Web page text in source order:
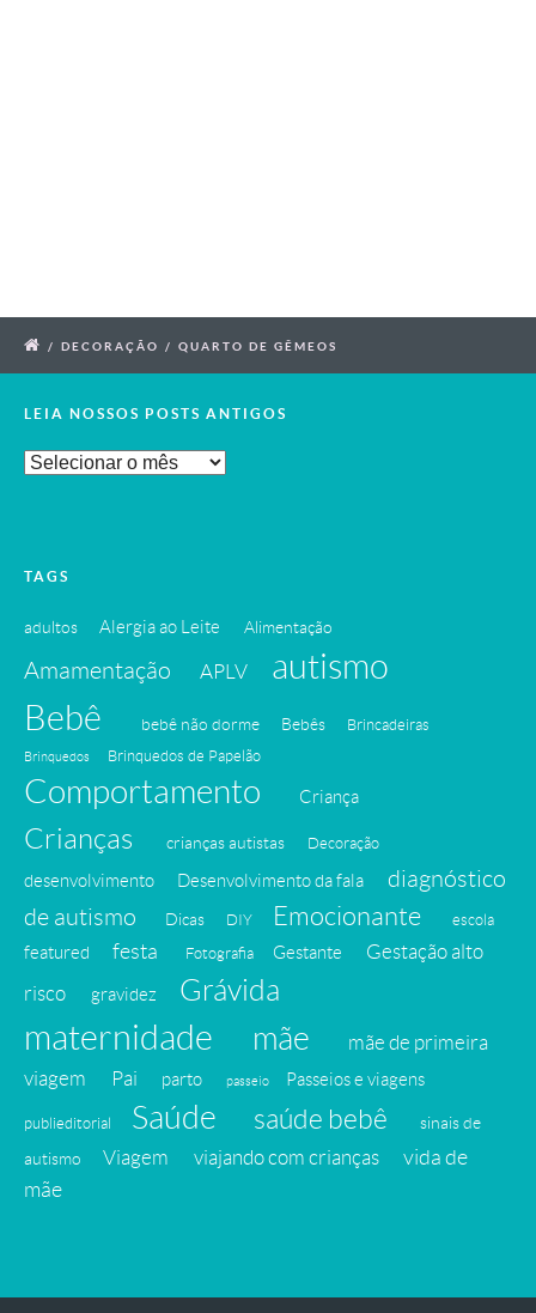
/ DECORAÇÃO / QUARTO DE GÊMEOS
LEIA NOSSOS POSTS ANTIGOS
Leia
TAGS
adultos Alergia ao Leite Alimentação
Amamentação APLV
autismo
Bebê
bebê não dorme Bebês Brincadeiras
Brinquedos Brinquedos de Papelão
Comportamento Criança
Crianças crianças autistas Decoração
desenvolvimento Desenvolvimento da fala
diagnóstico
de autismo
Dicas DIY Emocionante escola
featured festa Fotografia Gestante
Gestação alto
risco
gravidez Grávida
maternidade mãe
mãe de primeira
viagem
Pai parto passeio Passeios e viagens
publieditorial Saúde saúde bebê
sinais de
autismo
Viagem viajando com crianças
vida de
mãe